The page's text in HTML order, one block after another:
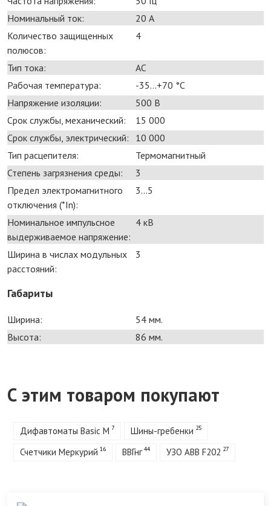
Номинальный ток:
20 А
Количество защищенных
полюсов:
4
Тип тока:
AC
Рабочая температура:
-35...+70 °С
Напряжение изоляции:
500 В
Срок службы, механический:
15 000
Срок службы, электрический:
10 000
Тип расцепителя:
Термомагнитный
Степень загрязнения среды:
3
Предел электромагнитного
отключения (*In):
3...5
Номинальное импульсное
выдерживаемое напряжение:
4 кВ
Ширина в числах модульных
расстояний:
3
Габариты
Ширина:
54 мм.
Высота:
86 мм.
С этим товаром покупают
Дифавтоматы Basic M 7 Шины-гребенки 25
Счетчики Меркурий 16 ВВГнг 44 УЗО ABB F202 27